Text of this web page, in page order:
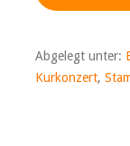
Abgelegt unter:
Kurkonzert,